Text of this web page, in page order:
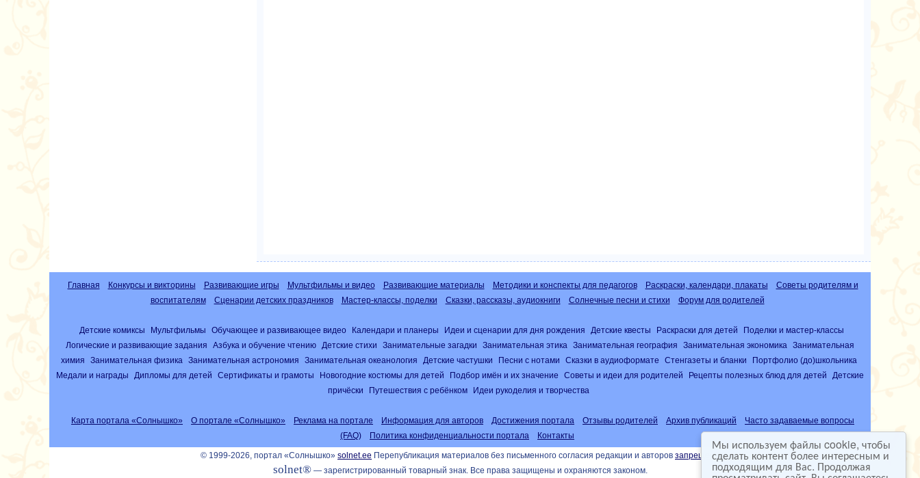
Мы используем файлы cookie, чтобы
сделать контент более интересным и
подходящим для Вас. Продолжая
Главная Конкурсы и викторины Развивающие игры Мультфильмы и видео Развивающие материалы Методики и конспекты для педагогов Раскраски, календари, плакаты
Советы родителям и
воспитателям
Сценарии детских праздников Мастер-классы, поделки Сказки, рассказы, аудиокниги Солнечные песни и стихи Форум для родителей
Детские комиксы Мультфильмы Обучающее и развивающее видео Календари и планеры Идеи и сценарии для дня рождения Детские квесты Раскраски для детей
Поделки и мастер-классы
Логические и развивающие задания
Азбука и обучение чтению Детские стихи Занимательные загадки Занимательная этика Занимательная география Занимательная экономика
Занимательная
химия
Занимательная физика Занимательная астрономия Занимательная океанология Детские частушки Песни с нотами Сказки в аудиоформате Стенгазеты и бланки
Портфолио (до)школьника
Медали и награды
Дипломы для детей Сертификаты и грамоты Новогодние костюмы для детей Подбор имён и их значение Советы и идеи для родителей Рецепты полезных блюд для детей
Детские
причёски
Путешествия с ребёнком Идеи рукоделия и творчества
Карта портала «Солнышко» О портале «Солнышко» Реклама на портале Информация для авторов Достижения портала Отзывы родителей Архив публикаций
Часто задаваемые вопросы
(FAQ)
Политика конфиденциальности портала Контакты
© 1999-2026, портал «Солнышко» solnet.ee Перепубликация материалов без письменного согласия редакции и авторов запрещена
solnet®— зарегистрированный товарный знак. Все права защищены и охраняются законом.